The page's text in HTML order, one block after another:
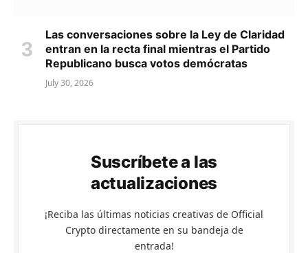
Las conversaciones sobre la Ley de Claridad
entran en la recta final mientras el Partido
Republicano busca votos demócratas
July 30, 2026
Suscríbete a las
actualizaciones
¡Reciba las últimas noticias creativas de Official
Crypto directamente en su bandeja de
entrada!